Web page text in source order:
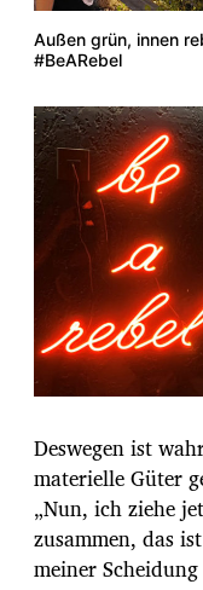
Außen grün, innen
#BeARebel
Deswegen ist
materielle Güter
„Nun, ich ziehe
zusammen, das
meiner